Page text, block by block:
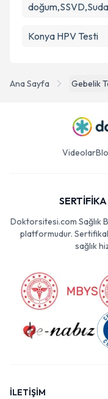
Ana Sayfa Gebelik
Konya HPV Testi
Videolar
Doktorsitesi.com Sağlık
platformudur.
sağlık
İLETİŞİM